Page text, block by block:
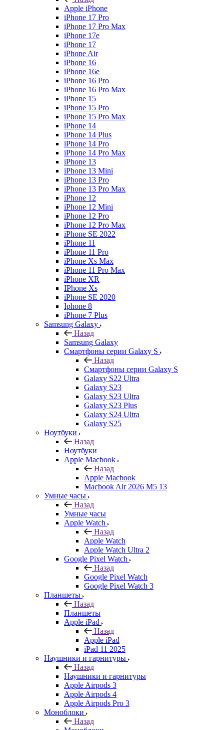
Apple iPhone
iPhone 17 Pro
iPhone 17 Pro Max
iPhone 17e
iPhone 17
iPhone Air
iPhone 16
iPhone 16e
iPhone 16 Pro
iPhone 16 Pro Max
iPhone 15
iPhone 15 Pro
iPhone 15 Pro Max
iPhone 14
iPhone 14 Plus
iPhone 14 Pro
iPhone 14 Pro Max
iPhone 13
iPhone 13 Mini
iPhone 13 Pro
iPhone 13 Pro Max
iPhone 12
iPhone 12 Mini
iPhone 12 Pro
iPhone 12 Pro Max
iPhone SE 2022
iPhone 11
iPhone 11 Pro
iPhone Xs Max
iPhone 11 Pro Max
iPhone XR
IPhone Xs
iPhone SE 2020
Iphone 8
iPhone 7 Plus
Samsung Galaxy
Назад
Samsung Galaxy
Смартфоны серии Galaxy S
Назад
Смартфоны серии Galaxy S
Galaxy S22 Ultra
Galaxy S23
Galaxy S23 Ultra
Galaxy S23 Plus
Galaxy S24 Ultra
Galaxy S25
Ноутбуки
Назад
Ноутбуки
Apple Macbook
Назад
Apple Macbook
Macbook Air 2026 M5 13
Умные часы
Назад
Умные часы
Apple Watch
Назад
Apple Watch
Apple Watch Ultra 2
Google Pixel Watch
Назад
Google Pixel Watch
Google Pixel Watch 3
Планшеты
Назад
Планшеты
Apple iPad
Назад
Apple iPad
iPad 11 2025
Наушники и гарнитуры
Назад
Наушники и гарнитуры
Apple Airpods 3
Apple Airpods 4
Apple Airpods Pro 3
Моноблоки
Назад